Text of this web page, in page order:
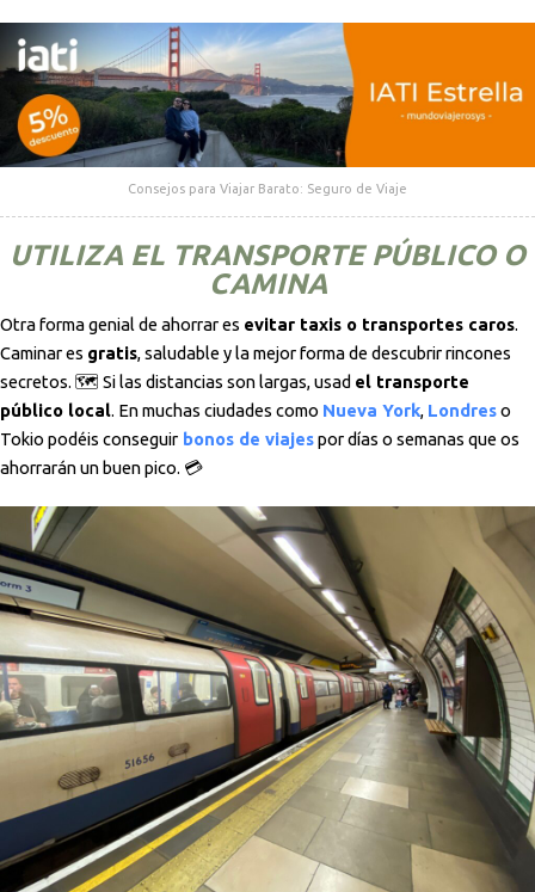
Consejos para Viajar Barato: Seguro de Viaje
UTILIZA EL TRANSPORTE PÚBLICO O
CAMINA
Otra forma genial de ahorrar es evitar taxis o transportes caros.
Caminar es gratis, saludable y la mejor forma de descubrir rincones
secretos. 🗺️ Si las distancias son largas, usad el transporte
público local. En muchas ciudades como Nueva York, Londreso
Tokio podéis conseguir bonos de viajespor días o semanas que os
ahorrarán un buen pico. 💳